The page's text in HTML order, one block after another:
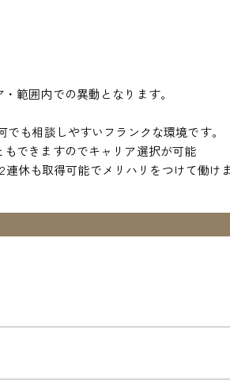
範囲内での異動となります。
も相談しやすいフランクな環境です。
できますのでキャリア選択が可能
休も取得可能でメリハリをつけて働け